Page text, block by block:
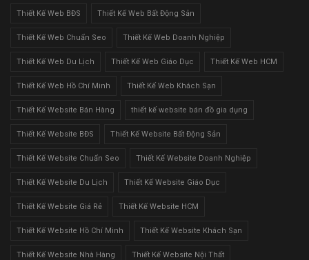
Thiết Kế Web BĐS Thiết Kế Web Bất Động Sản
Thiết Kế Web Chuẩn Seo Thiết Kế Web Doanh Nghiệp
Thiết Kế Web Du Lịch Thiết Kế Web Giáo Dục Thiết Kế Web HCM
Thiết Kế Web Hồ Chí Minh Thiết Kế Web Khách Sạn
Thiết Kế Website Bán Hàng thiết kế website bán đồ gia dụng
Thiết Kế Website BĐS Thiết Kế Website Bất Động Sản
Thiết Kế Website Chuẩn Seo Thiết Kế Website Doanh Nghiệp
Thiết Kế Website Du Lịch Thiết Kế Website Giáo Dục
Thiết Kế Website Giá Rẻ Thiết Kế Website HCM
Thiết Kế Website Hồ Chí Minh Thiết Kế Website Khách Sạn
Thiết Kế Website Nhà Hàng Thiết Kế Website Nội Thất